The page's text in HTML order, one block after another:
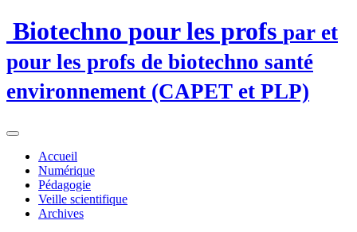
Biotechno pour les profs par et
pour les profs de biotechno santé
environnement (CAPET et PLP)
Accueil
Numérique
Pédagogie
Veille scientifique
Archives